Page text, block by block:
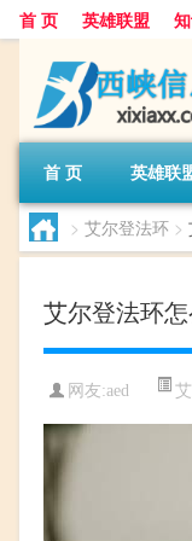
首 页 英雄联盟
首 页 英雄联
> 艾尔登法环 >
艾尔登法环
网友:aed